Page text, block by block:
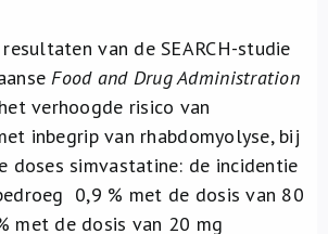
van de SEARCH-studie
Food and Drug Administration
verhoogde risico van
inbegrip van rhabdomyolyse, bij
doses simvastatine: de incidentie
0,9 % met de dosis van 80
met de dosis van 20 mg